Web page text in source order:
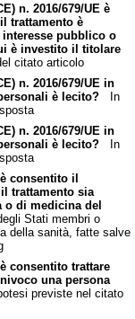
n. 2016/679/UE è
trattamento è
pubblico o
è investito il titolare
citato articolo
n. 2016/679/UE in
è lecito?In
n. 2016/679/UE in
è lecito?In
consentito il
trattamento sia
o di medicina del
Stati membri o
della sanità, fatte salve
consentito trattare
una persona
previste nel citato